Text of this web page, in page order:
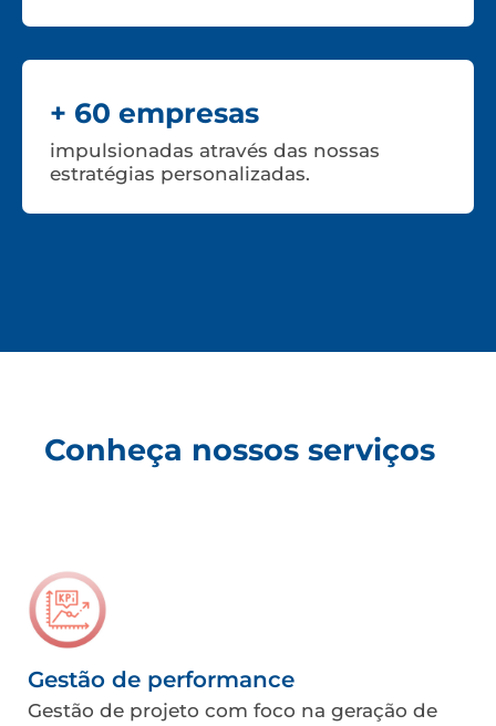
+ 60 empresas
impulsionadas através das nossas
estratégias personalizadas.
Conheça nossos serviços
Gestão de performance
Gestão de projeto com foco na geração de